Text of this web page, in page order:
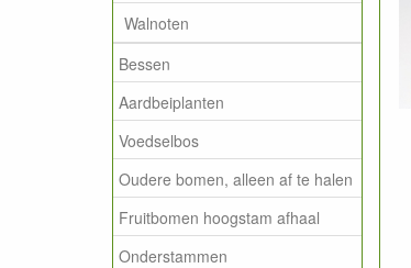
Walnoten
Bessen
Aardbeiplanten
Voedselbos
Oudere bomen, alleen af te halen
Fruitbomen hoogstam afhaal
Onderstammen